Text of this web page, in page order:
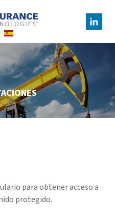
para obtener acceso a
protegido.